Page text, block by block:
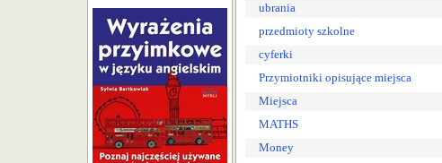
ubrania
przedmioty szkolne
cyferki
Przymiotniki opisujące miejsca
Miejsca
MATHS
Money